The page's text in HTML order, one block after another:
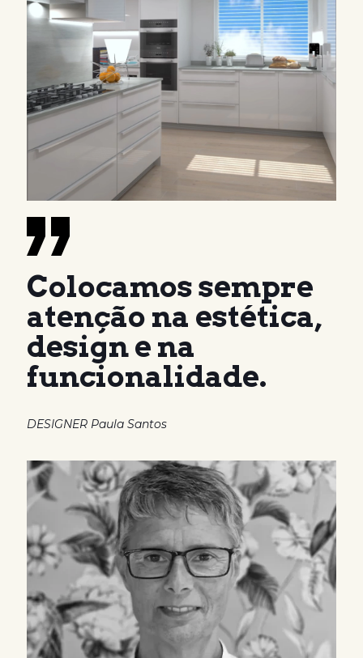
Colocamos sempre
atenção na estética,
design e na
funcionalidade.
DESIGNER Paula Santos